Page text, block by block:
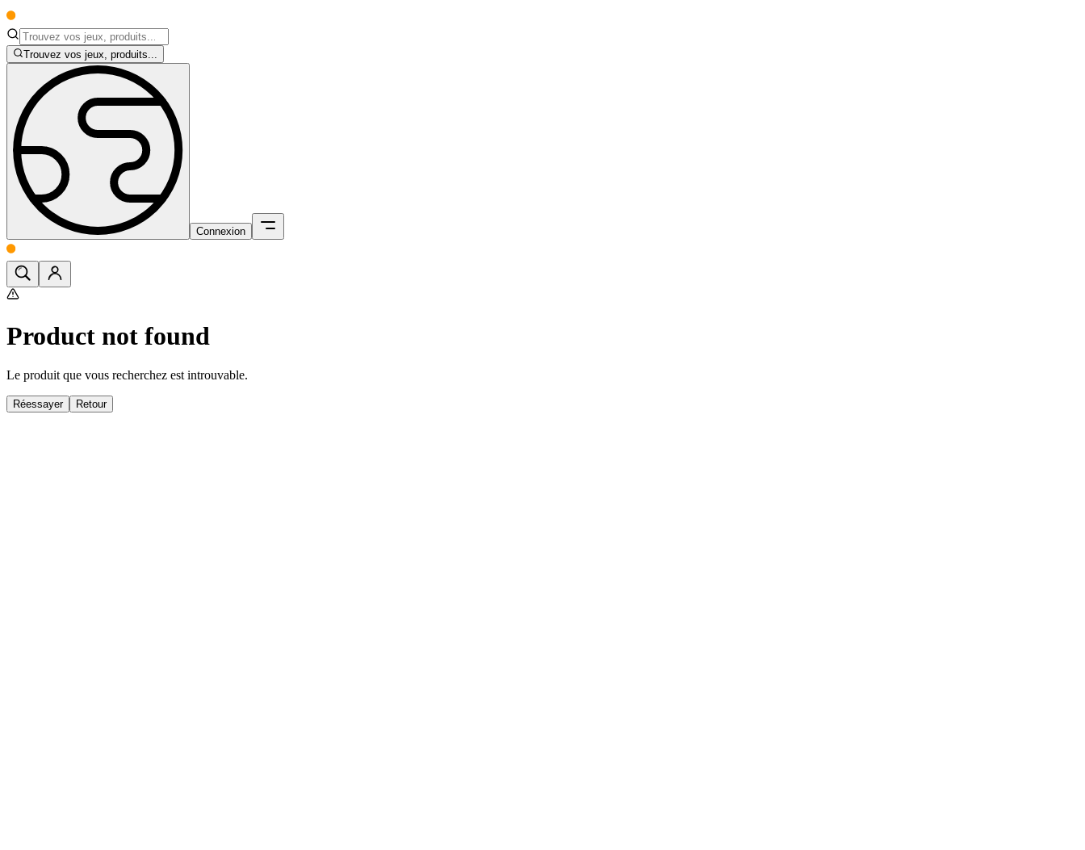
Trouvez vos jeux, produits...
Connexion
Product not found
Le produit que vous recherchez est introuvable.
Réessayer Retour